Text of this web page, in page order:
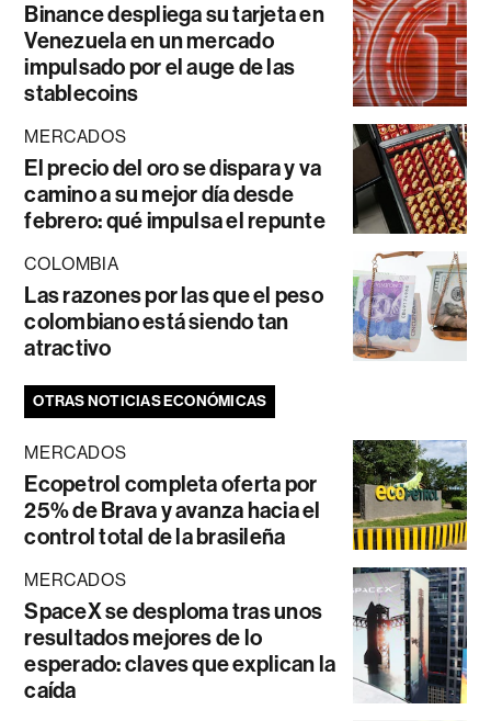
Binance despliega su tarjeta en
Venezuela en un mercado
impulsado por el auge de las
stablecoins
MERCADOS
El precio del oro se dispara y va
camino a su mejor día desde
febrero: qué impulsa el repunte
COLOMBIA
Las razones por las que el peso
colombiano está siendo tan
atractivo
OTRAS NOTICIAS ECONÓMICAS
MERCADOS
Ecopetrol completa oferta por
25% de Brava y avanza hacia el
control total de la brasileña
MERCADOS
SpaceX se desploma tras unos
resultados mejores de lo
esperado: claves que explican la
caída